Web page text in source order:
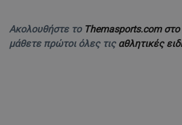
Ακολουθήστε το Themasports.com
μάθετε πρώτοι όλες τις αθλητικές